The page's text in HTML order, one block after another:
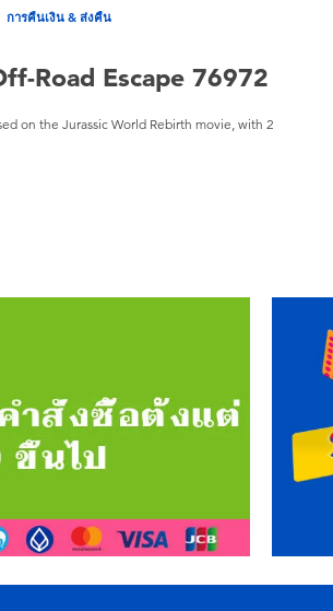
การคืนเงิน & ส่งคืน
Road Escape 76972
on the Jurassic World Rebirth movie, with 2